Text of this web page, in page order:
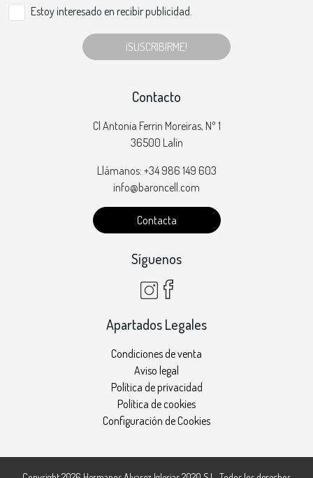
Estoy interesado en recibir publicidad.
¡SUSCRIBIRME!
Contacto
Cl Antonia Ferrin Moreiras, Nº 1
36500 Lalín
Llámanos: +34 986 149 603
info@baroncell.com
Contacta
Síguenos
Apartados Legales
Condiciones de venta
Aviso legal
Política de privacidad
Política de cookies
Configuración de Cookies